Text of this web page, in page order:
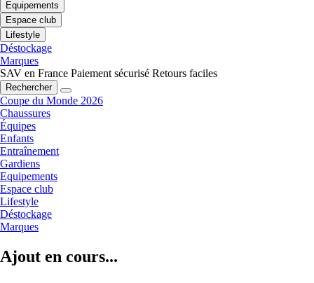
Equipements
Espace club
Lifestyle
Déstockage
Marques
SAV en France Paiement sécurisé Retours faciles
Rechercher
Coupe du Monde 2026
Chaussures
Équipes
Enfants
Entraînement
Gardiens
Equipements
Espace club
Lifestyle
Déstockage
Marques
Ajout en cours...